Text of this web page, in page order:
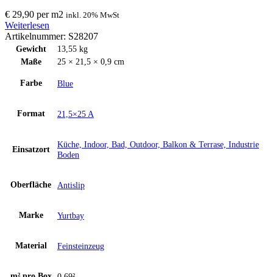
€ 29,90 perm2 inkl. 20% MwSt
Weiterlesen
Artikelnummer: S28207
Gewicht
13,55 kg
Maße
25 × 21,5 × 0,9 cm
Farbe Blue
Format 21,5×25 A
Einsatzort
Küche, Indoor, Bad, Outdoor, Balkon & Terrase, Industrie
Boden
Oberfläche Antislip
Marke Yurtbay
Material Feinsteinzeug